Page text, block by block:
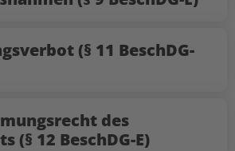
(§ 11 BeschDG-
des
(§ 12 BeschDG-E)